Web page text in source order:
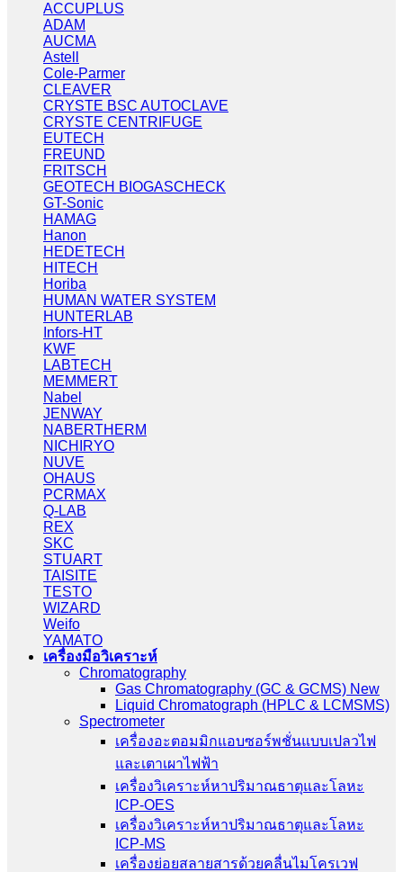
ACCUPLUS
ADAM
AUCMA
Astell
Cole-Parmer
CLEAVER
CRYSTE BSC AUTOCLAVE
CRYSTE CENTRIFUGE
EUTECH
FREUND
FRITSCH
GEOTECH BIOGASCHECK
GT-Sonic
HAMAG
Hanon
HEDETECH
HITECH
Horiba
HUMAN WATER SYSTEM
HUNTERLAB
Infors-HT
KWF
LABTECH
MEMMERT
Nabel
JENWAY
NABERTHERM
NICHIRYO
NUVE
OHAUS
PCRMAX
Q-LAB
REX
SKC
STUART
TAISITE
TESTO
WIZARD
Weifo
YAMATO
เครื่องมือวิเคราะห์
Chromatography
Gas Chromatography (GC & GCMS) New
Liquid Chromatograph (HPLC & LCMSMS)
Spectrometer
เครื่องอะตอมมิกแอบซอร์พชั่นแบบเปลวไฟ
และเตาเผาไฟฟ้า
เครื่องวิเคราะห์หาปริมาณธาตุและโลหะ
ICP-OES
เครื่องวิเคราะห์หาปริมาณธาตุและโลหะ
ICP-MS
เครื่องย่อยสลายสารด้วยคลื่นไมโครเวฟ